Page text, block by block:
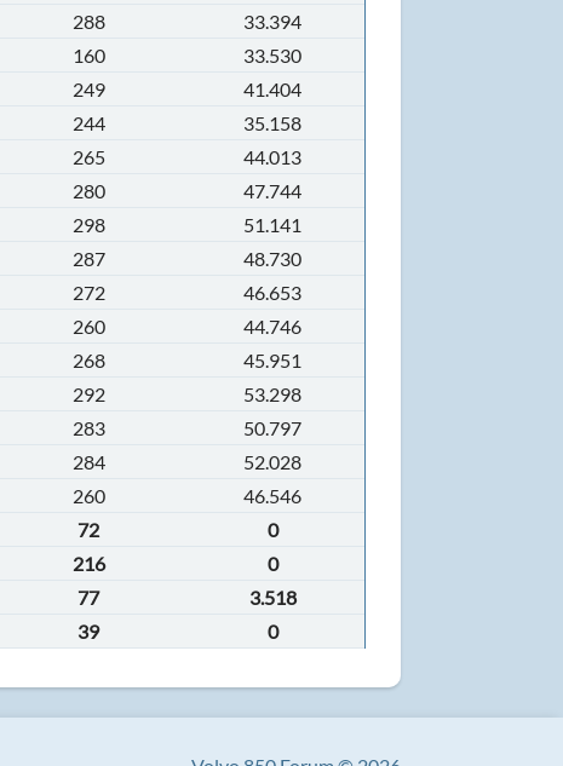
288
33.394
160
33.530
249
41.404
244
35.158
265
44.013
280
47.744
298
51.141
287
48.730
272
46.653
260
44.746
268
45.951
292
53.298
283
50.797
284
52.028
260
46.546
72
0
216
0
77
3.518
39 0